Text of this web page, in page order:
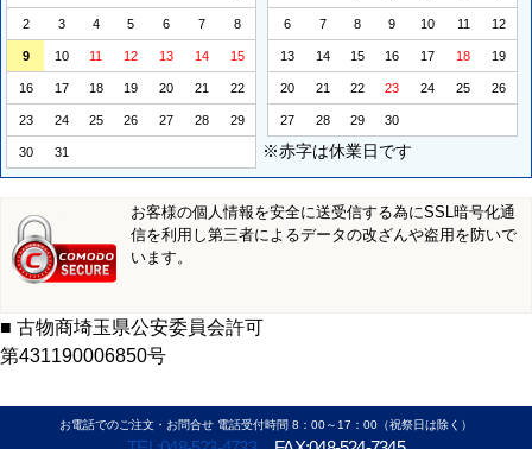
2 3 4 5 6 7 8
9 10 11 12 13 14 15
16 17 18 19 20 21 22
23 24 25 26 27 28 29
30 31
6 7 8 9 10 11 12
13 14 15 16 17 18 19
20 21 22 23 24 25 26
27 28 29 30
※赤字は休業日です
お客様の個人情報を安全に送受信する為にSSL暗号化通
信を利用し第三者によるデータの改ざんや盗用を防いで
います。
■ 古物商埼玉県公安委員会許可
第431190006850号
お電話でのご注文・お問合せ 電話受付時間 8：00～17：00（祝祭日は除く）